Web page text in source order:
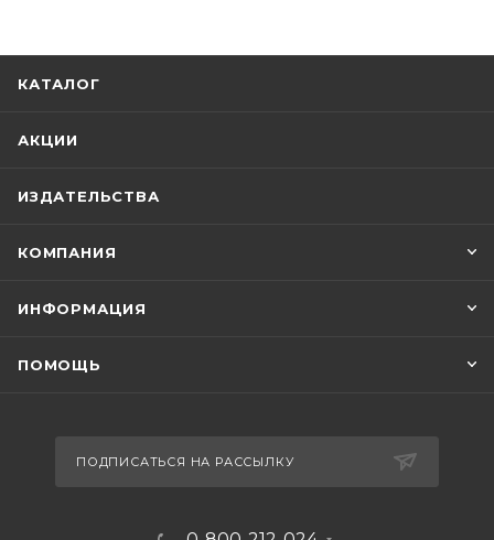
КАТАЛОГ
АКЦИИ
ИЗДАТЕЛЬСТВА
КОМПАНИЯ
ИНФОРМАЦИЯ
ПОМОЩЬ
ПОДПИСАТЬСЯ НА РАССЫЛКУ